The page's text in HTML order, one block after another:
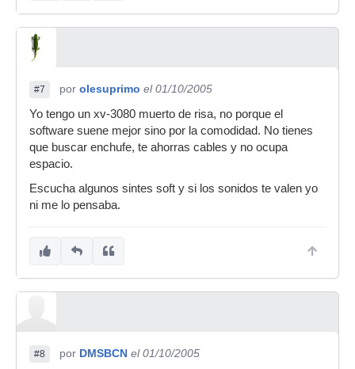
#7 por olesuprimo el 01/10/2005
Yo tengo un xv-3080 muerto de risa, no porque el
software suene mejor sino por la comodidad. No tienes
que buscar enchufe, te ahorras cables y no ocupa
espacio.
Escucha algunos sintes soft y si los sonidos te valen yo
ni me lo pensaba.
#8 por DMSBCN el 01/10/2005